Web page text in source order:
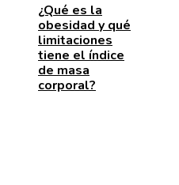
¿Qué es la
obesidad y qué
limitaciones
tiene el índice
de masa
corporal?